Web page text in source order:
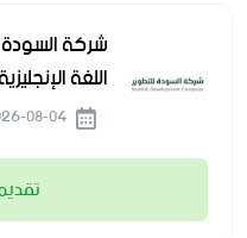
شركة السودة
اللغة